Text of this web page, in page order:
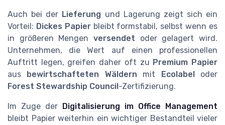
Auch bei der Lieferung und Lagerung zeigt sich ein
Vorteil: Dickes Papierbleibt formstabil, selbst wenn es
in größeren Mengen versendet oder gelagert wird.
Unternehmen, die Wert auf einen professionellen
Auftritt legen, greifen daher oft zu Premium Papier
aus bewirtschafteten Wäldern mit Ecolabeloder
Forest Stewardship Council-Zertifizierung.
Im Zuge der Digitalisierung im Office Management
bleibt Papier weiterhin ein wichtiger Bestandteil vieler